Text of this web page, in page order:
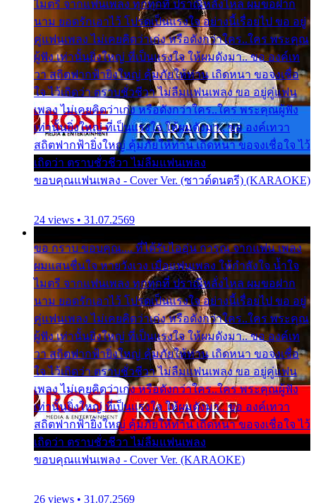
ไมตรี จากแฟนเพลง ทุกทุกที่ ปราณีหลั่งไหล ผมขอฝาก
นาม ยอดรักเอาไว้ โปรดเป็นแรงใจ อย่างนี้เรื่อยไป ขอ อยู่
คู่แฟนเพลง ไม่เคยคิดว่าเก่ง หรือดังกว่าใคร..ใคร พระคุณ
ผู้ฟัง เท่านั้นยิ่งใหญ่ ที่เป็นแรงใจ ให้ผมดังมา.. ขอ องค์เท
วา สถิตฟากฟ้ายิ่งใหญ่ คุ้มภัยให้ท่าน เถิดหนา ขอจงเชื่อ
ใจ ไว้เถิดว่า ตราบชั่วชีวา ไม่ลืมแฟนเพลง ขอ อยู่คู่แฟน
เพลง ไม่เคยคิดว่าเก่ง หรือดังกว่าใคร..ใคร พระคุณผู้ฟัง
เท่านั้นยิ่งใหญ่ ที่เป็นแรงใจ ให้ผมดังมา.. ขอ องค์เทวา
สถิตฟากฟ้ายิ่งใหญ่ คุ้มภัยให้ท่าน เถิดหนา ขอจงเชื่อใจ ไว้
เถิดว่า ตราบชั่วชีวา ไม่ลืมแฟนเพลง
ขอบคุณแฟนเพลง - Cover Ver. (ซาวด์ดนตรี) (KARAOKE)
24 views • 31.07.2569
ขอ กราบ ขอบคุณ.... ที่ได้รับไออุ่น การุณ จากแฟน เพลง
ผมแสนชื่นใจ หายวังเวง เมื่อแฟนเพลง ให้กำลังใจ น้ำใจ
ไมตรี จากแฟนเพลง ทุกทุกที่ ปราณีหลั่งไหล ผมขอฝาก
นาม ยอดรักเอาไว้ โปรดเป็นแรงใจ อย่างนี้เรื่อยไป ขอ อยู่
คู่แฟนเพลง ไม่เคยคิดว่าเก่ง หรือดังกว่าใคร..ใคร พระคุณ
ผู้ฟัง เท่านั้นยิ่งใหญ่ ที่เป็นแรงใจ ให้ผมดังมา.. ขอ องค์เท
วา สถิตฟากฟ้ายิ่งใหญ่ คุ้มภัยให้ท่าน เถิดหนา ขอจงเชื่อ
ใจ ไว้เถิดว่า ตราบชั่วชีวา ไม่ลืมแฟนเพลง ขอ อยู่คู่แฟน
เพลง ไม่เคยคิดว่าเก่ง หรือดังกว่าใคร..ใคร พระคุณผู้ฟัง
เท่านั้นยิ่งใหญ่ ที่เป็นแรงใจ ให้ผมดังมา.. ขอ องค์เทวา
สถิตฟากฟ้ายิ่งใหญ่ คุ้มภัยให้ท่าน เถิดหนา ขอจงเชื่อใจ ไว้
เถิดว่า ตราบชั่วชีวา ไม่ลืมแฟนเพลง
ขอบคุณแฟนเพลง - Cover Ver. (KARAOKE)
26 views • 31.07.2569